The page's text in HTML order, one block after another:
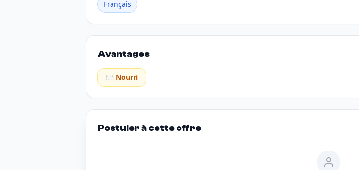
Français
Avantages
🍽️ Nourri
Postuler à cette offre